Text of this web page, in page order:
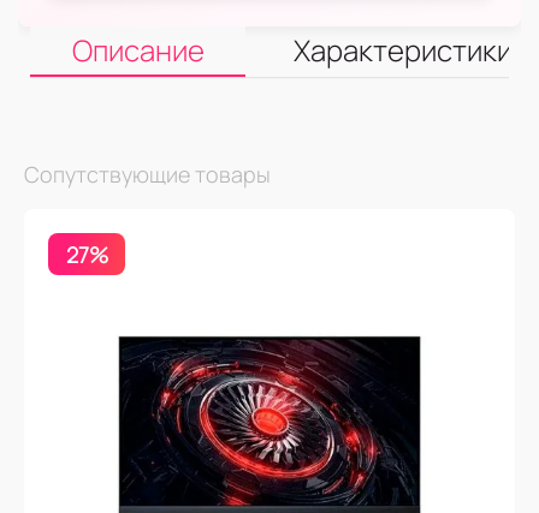
Описание Характеристики
Сопутствующие товары
27%